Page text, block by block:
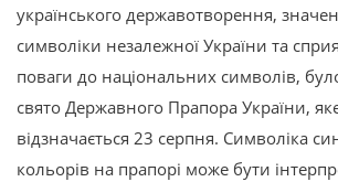
українського державотворення,
символіки незалежної України та
поваги до національних символів,
свято Державного Прапора України,
відзначається 23 серпня. Символіка
кольорів на прапорі може бути